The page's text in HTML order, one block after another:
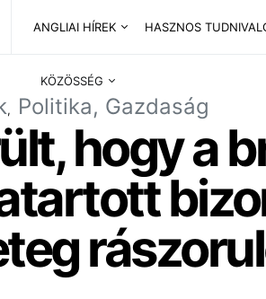
ANGLIAI HÍREK HASZNOS
KÖZÖSSÉG
Politika, Gazdaság
hogy a